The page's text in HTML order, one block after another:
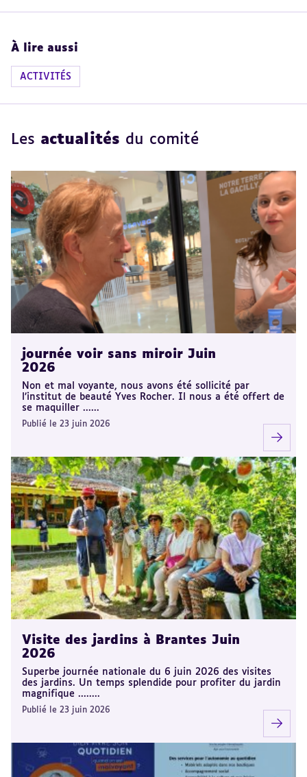
À lire aussi
ACTIVITÉS
Les actualités du comité
journée voir sans miroir Juin
2026
Non et mal voyante, nous avons été sollicité par
l’institut de beauté Yves Rocher. Il nous a été offert de
se maquiller ......
Publié le 23 juin 2026
Visite des jardins à Brantes Juin
2026
Superbe journée nationale du 6 juin 2026 des visites
des jardins. Un temps splendide pour profiter du jardin
magnifique ........
Publié le 23 juin 2026